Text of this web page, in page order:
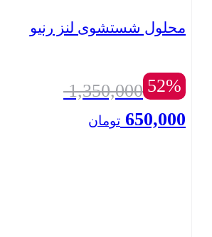
محلول شستشوی لنز رنیو
52%
1,350,000
650,000 تومان